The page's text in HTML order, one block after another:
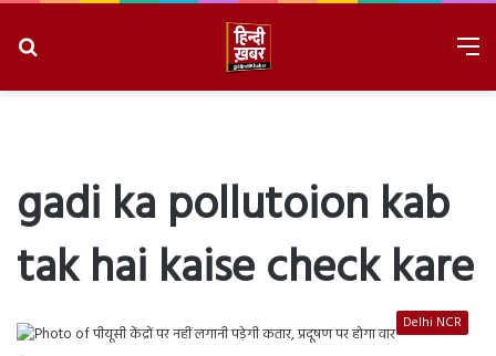
gadi ka pollutoion kab
tak hai kaise check kare
Delhi NCR